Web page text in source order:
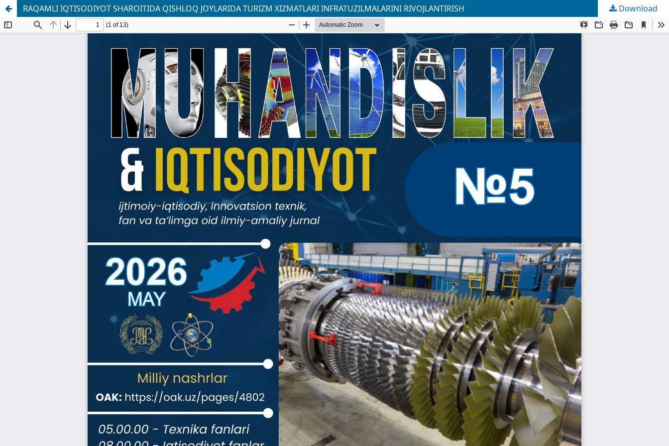
RAQAMLI IQTISODIYOT SHAROITIDA QISHLOQ JOYLARIDA TURIZM XIZMATLARI INFRATUZILMALARINI RIVOJLANTIRISH Download